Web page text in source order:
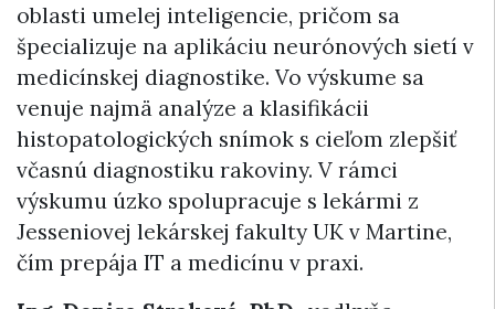
oblasti umelej inteligencie, pričom sa
špecializuje na aplikáciu neurónových sietí v
medicínskej diagnostike. Vo výskume sa
venuje najmä analýze a klasifikácii
histopatologických snímok s cieľom zlepšiť
včasnú diagnostiku rakoviny. V rámci
výskumu úzko spolupracuje s lekármi z
Jesseniovej lekárskej fakulty UK v Martine,
čím prepája IT a medicínu v praxi.